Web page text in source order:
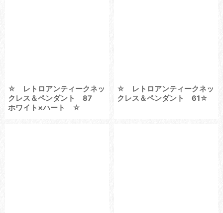
☆ レトロアンティークネッ
クレス＆ペンダント 87
ホワイト×ハート ☆
☆ レトロアンティークネッ
クレス＆ペンダント 61☆